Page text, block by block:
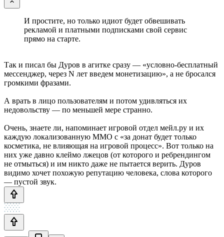
И простите, но только идиот будет обвешивать
рекламой и платными подписками свой сервис
прямо на старте.
Так и писал бы Дуров в агитке сразу — «условно-бесплатный
мессенджер, через N лет введем монетизацию», а не бросался
громкими фразами.
А врать в лицо пользователям и потом удивляться их
недовольству — по меньшей мере странно.
Очень, знаете ли, напоминает игровой отдел мейл.ру и их
каждую локализованную ММО с «за донат будет только
косметика, не влияющая на игровой процесс». Вот только на
них уже давно клеймо лжецов (от которого и ребрендингом
не отмыться) и им никто даже не пытается верить. Дуров
видимо хочет похожую репутацию человека, слова которого
— пустой звук.